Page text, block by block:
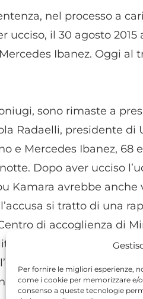
Per fornire le migliori esperienze,
come i cookie per memorizzare e/
consenso a queste tecnologie
nel processo a
ucciso, il 30 agosto
Ibanez. Oggi al
sono rimaste a
Radaelli, presidente di
e Mercedes Ibanez, 68
Dopo aver ucciso
Kamara avrebbe anche
si tratto di una
di accoglienza di
i pantaloni chiazzati
indossava
addebito.